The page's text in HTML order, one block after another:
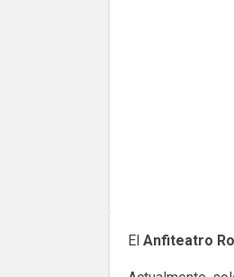
El Anfiteatro